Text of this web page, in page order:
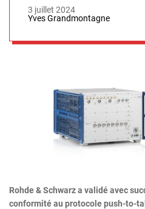
3 juillet 2024
Yves Grandmontagne
Rohde & Schwarz a validé avec
conformité au protocole push-to-